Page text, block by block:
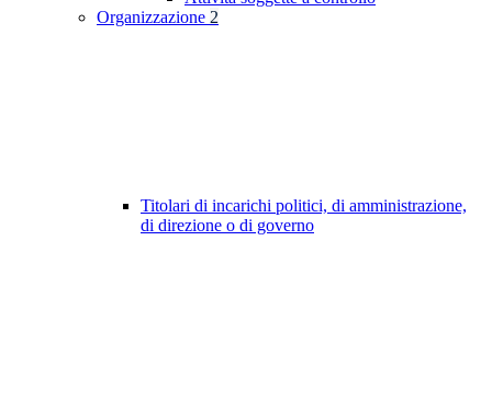
Organizzazione 2
Titolari di incarichi politici, di amministrazione,
di direzione o di governo